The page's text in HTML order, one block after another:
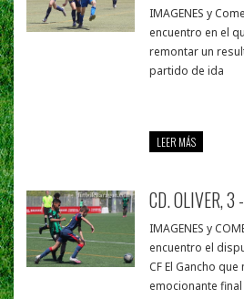
IMAGENES y
encuentro en el
remontar un
partido de ida
LEER MÁS
CD. OLIVER, 3
IMAGENES y
encuentro el
CF El Gancho
emocionante final